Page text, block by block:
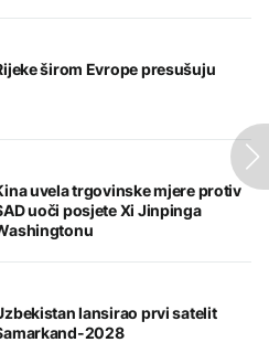
širom Evrope presušuju
uvela trgovinske mjere protiv
uoči posjete Xi Jinpinga
lansirao prvi satelit
2028